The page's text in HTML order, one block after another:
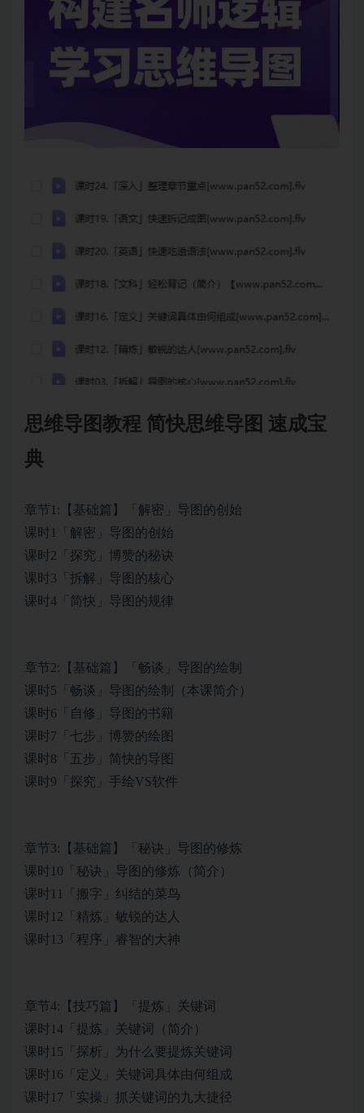
思维导图教程 简快思维导图 速成宝
典
章节1:【基础篇】「解密」导图的创始
课时1「解密」导图的创始
课时2「探究」博赞的秘诀
课时3「拆解」导图的核心
课时4「简快」导图的规律
章节2:【基础篇】「畅谈」导图的绘制
课时5「畅谈」导图的绘制（本课简介）
课时6「自修」导图的书籍
课时7「七步」博赞的绘图
课时8「五步」简快的导图
课时9「探究」手绘VS软件
章节3:【基础篇】「秘诀」导图的修炼
课时10「秘诀」导图的修炼（简介）
课时11「搬字」纠结的菜鸟
课时12「精炼」敏锐的达人
课时13「程序」睿智的大神
章节4:【技巧篇】「提炼」关键词
课时14「提炼」关键词（简介）
课时15「探析」为什么要提炼关键词
课时16「定义」关键词具体由何组成
课时17「实操」抓关键词的九大捷径